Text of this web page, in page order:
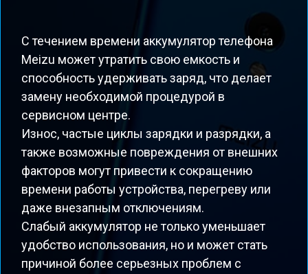
С течением времени аккумулятор телефона
Meizu может утратить свою емкость и
способность удерживать заряд, что делает
замену необходимой процедурой в
сервисном центре.
Износ, частые циклы зарядки и разрядки, а
также возможные повреждения от внешних
факторов могут привести к сокращению
времени работы устройства, перегреву или
даже внезапным отключениям.
Слабый аккумулятор не только уменьшает
удобство использования, но и может стать
причиной более серьезных проблем с